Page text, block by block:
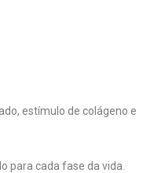
estímulo de colágeno e
para cada fase da vida.